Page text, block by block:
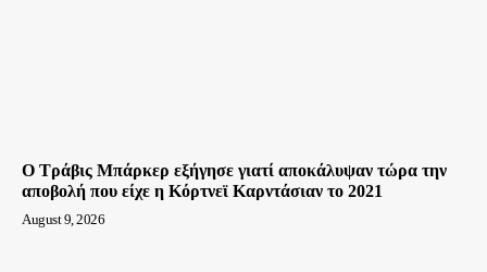
O Τράβις Μπάρκερ εξήγησε γιατί αποκάλυψαν τώρα την
αποβολή που είχε η Κόρτνεϊ Καρντάσιαν το 2021
August 9, 2026